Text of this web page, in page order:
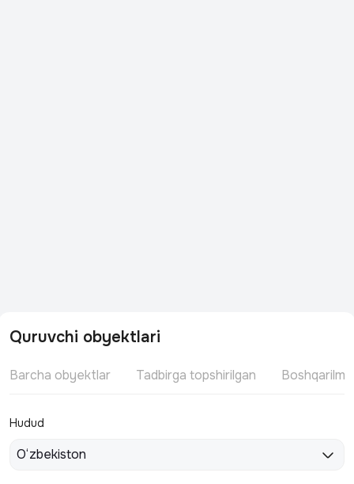
Quruvchi obyektlari
Barcha obyektlar Tadbirga topshirilgan
Hudud
O‘zbekiston